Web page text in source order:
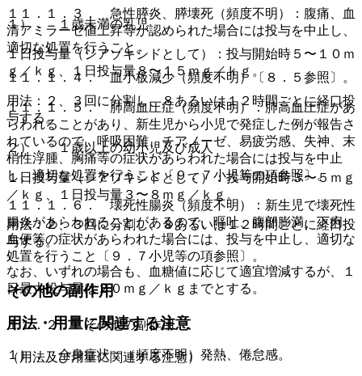
１１．１．３． 急性膵炎、膵壊死（頻度不明）：腹痛、血
清アミラーゼ値上昇等が認められた場合には投与を中止し、
適切な処置を行うこと。
１１．１．４． 血小板減少（頻度不明）〔８．５参照〕。
１１．１．５． 肺高血圧症（頻度不明）：肺高血圧症があ
らわれることがあり、新生児から小児で発症した例が報告さ
れているので、呼吸困難、チアノーゼ、易疲労感、失神、末
梢性浮腫、胸痛等の症状があらわれた場合には投与を中止
し、適切な処置を行うこと〔９．７小児等の項参照〕。
１１．１．６． 壊死性腸炎（頻度不明）：新生児で壊死性
腸炎があらわれることがあるので、嘔吐、腹部膨満、下痢、
血便等の症状があらわれた場合には、投与を中止し、適切な
処置を行うこと〔９．７小児等の項参照〕。
その他の副作用
１１．２． その他の副作用
１）． 全身症状：（頻度不明）発熱、倦怠感。
１）． １歳未満の乳児
１日投与量（ジアゾキシドとして）：投与開始時５〜１０ｍ
ｇ／ｋｇ、１日投与量８〜１５ｍｇ／ｋｇ。
用法：２、３回に分割し、８あるいは１２時間ごとに経口投
与する。
２）． １歳以上の幼小児及び成人
１日投与量（ジアゾキシドとして）：投与開始時３〜５ｍｇ
／ｋｇ、１日投与量３〜８ｍｇ／ｋｇ。
用法：２、３回に分割し、８あるいは１２時間ごとに経口投
与する。
なお、いずれの場合も、血糖値に応じて適宜増減するが、１
日最大投与量は２０ｍｇ／ｋｇまでとする。
用法・用量に関連する注意
（用法及び用量に関連する注意）